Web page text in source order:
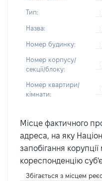
Тип:
Назва:
Номер будинку:
Номер корпусу/
секції/блоку:
Номер квартири/
кімнати:
Місце фактичного
адреса, на яку
запобігання
кореспонденцію
Збігається з місцем